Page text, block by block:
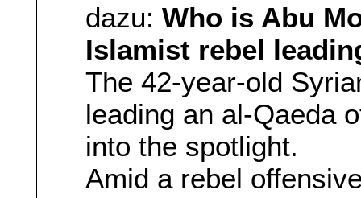
dazu:Who is Abu
Islamist rebel
The 42-year-old
leading an al-Qaeda
into the spotlight.
Amid a rebel